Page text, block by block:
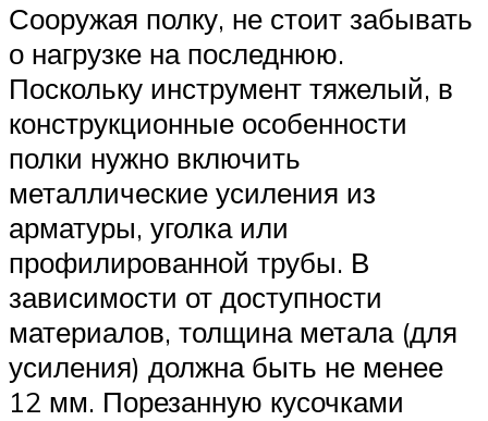
Сооружая полку, не стоит забывать
о нагрузке на последнюю.
Поскольку инструмент тяжелый, в
конструкционные особенности
полки нужно включить
металлические усиления из
арматуры, уголка или
профилированной трубы. В
зависимости от доступности
материалов, толщина метала (для
усиления) должна быть не менее
12 мм. Порезанную кусочками